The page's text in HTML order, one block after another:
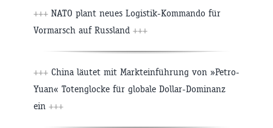
+++ NATO plant neues Logistik-Kommando für
Vormarsch auf Russland +++
+++ China läutet mit Markteinführung von »Petro-
Yuan« Totenglocke für globale Dollar-Dominanz
ein +++